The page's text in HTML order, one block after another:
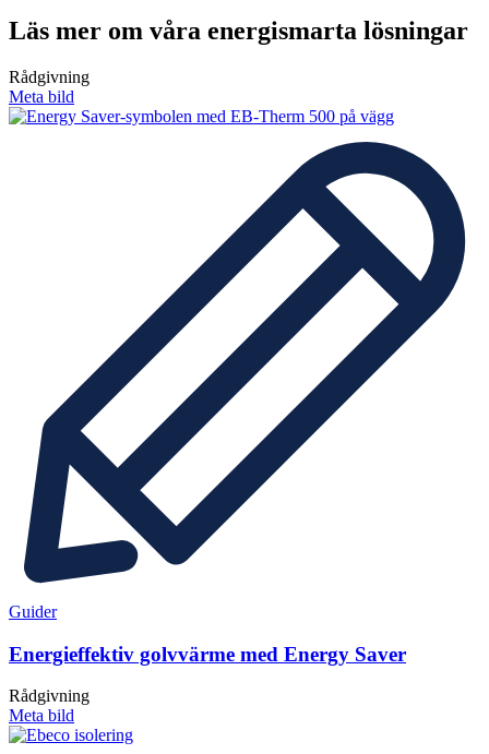
Läs mer om våra energismarta lösningar
Rådgivning
Meta bild
Guider
Energieffektiv golvvärme med Energy Saver
Rådgivning
Meta bild